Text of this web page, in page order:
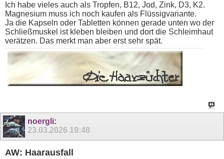
Ich habe vieles auch als Tropfen, B12, Jod, Zink, D3, K2.
Magnesium muss ich noch kaufen als Flüssigvariante.
Ja die Kapseln oder Tabletten können gerade unten wo der
Schließmuskel ist kleben bleiben und dort die Schleimhaut
verätzen. Das merkt man aber erst sehr spät.
noergli:
23.03.2026 19:48
AW: Haarausfall